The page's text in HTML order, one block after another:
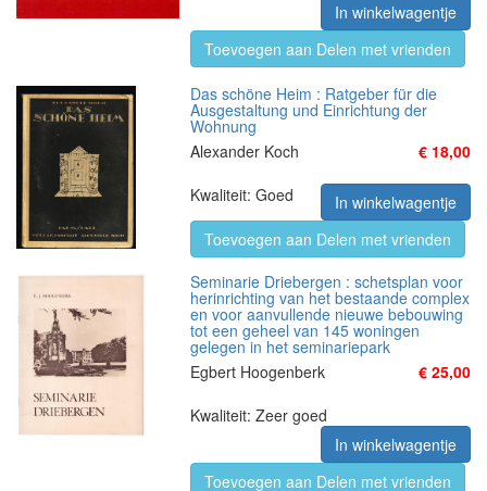
In winkelwagentje
Toevoegen aan Delen met vrienden
Das schöne Heim : Ratgeber für die
Ausgestaltung und Einrichtung der
Wohnung
Alexander Koch
€ 18,00
Kwaliteit: Goed
In winkelwagentje
Toevoegen aan Delen met vrienden
Seminarie Driebergen : schetsplan voor
herinrichting van het bestaande complex
en voor aanvullende nieuwe bebouwing
tot een geheel van 145 woningen
gelegen in het seminariepark
Egbert Hoogenberk
€ 25,00
Kwaliteit: Zeer goed
In winkelwagentje
Toevoegen aan Delen met vrienden